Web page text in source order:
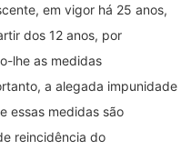
em vigor há 25 anos,
dos 12 anos, por
lhe as medidas
a alegada impunidade
essas medidas são
reincidência do